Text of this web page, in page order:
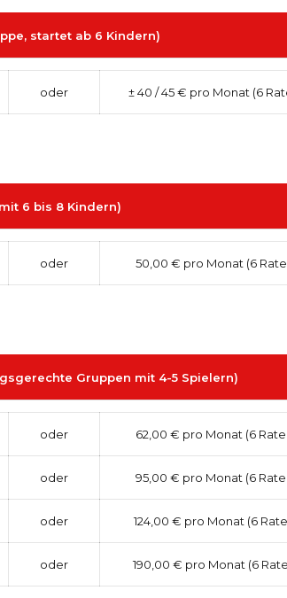
startet ab 6 Kindern)
oder ± 40 / 45 € pro Monat (6
6 bis 8 Kindern)
oder 50,00 € pro Monat (6
Gruppen mit 4-5 Spielern)
oder 62,00 € pro Monat (6
oder 95,00 € pro Monat (6
oder 124,00 € pro Monat (6
oder 190,00 € pro Monat (6